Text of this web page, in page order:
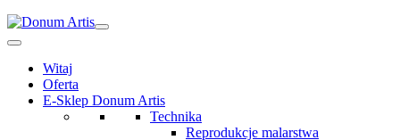
Witaj
Oferta
E-Sklep Donum Artis
Technika
Reprodukcje malarstwa